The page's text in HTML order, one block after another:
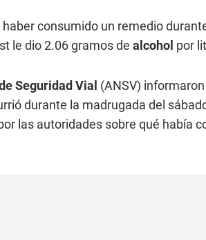
consumido un remedio
le dio 2.06 gramos de alcohol por
Seguridad Vial (ANSV)
durante la madrugada del
las autoridades sobre qué había